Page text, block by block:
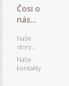
Čosi o
nás...
Naše
story...
Naše
kontakty